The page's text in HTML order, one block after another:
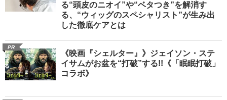
る“頭皮のニオイ”や“ベタつき”を解消す
る、“ウィッグのスペシャリスト”が生み出
した徹底ケアとは
PR
《映画『シェルター』》ジェイソン・ステ
イサムがお盆を“打破”する!!《「眠眠打破」
コラボ》